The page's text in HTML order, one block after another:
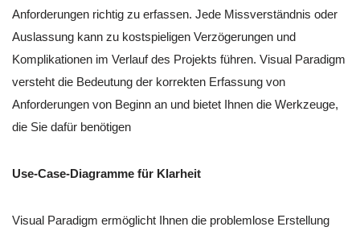
Anforderungen richtig zu erfassen. Jede Missverständnis oder
Auslassung kann zu kostspieligen Verzögerungen und
Komplikationen im Verlauf des Projekts führen. Visual Paradigm
versteht die Bedeutung der korrekten Erfassung von
Anforderungen von Beginn an und bietet Ihnen die Werkzeuge,
die Sie dafür benötigen
Use-Case-Diagramme für Klarheit
Visual Paradigm ermöglicht Ihnen die problemlose Erstellung